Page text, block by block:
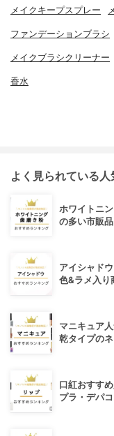
メイクキープスプレー
ファンデーションブラシ
メイクブラシクリーナー
香水
よく見られている
ホワイトニ
の多い市販
アイシャド
色&ラメ入り
マニキュア
乾タイプの
口紅おすす
プラ・デパ